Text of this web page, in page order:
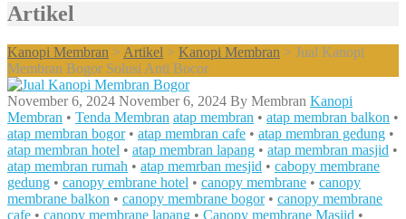
Artikel
Kanopi Membran > Artikel > Kanopi Membran > Jual Kanopi
Membran Bogor Solusi Anti Bocor
November 6, 2024 November 6, 2024 By Membran Kanopi
Membran • Tenda Membran atap membran • atap membran balkon •
atap membran bogor• atap membran cafe • atap membran gedung •
atap membran hotel • atap membran lapang • atap membran masjid •
atap membran rumah • atap memrban mesjid • cabopy membrane
gedung • canopy embrane hotel • canopy membrane • canopy
membrane balkon • canopy membrane bogor• canopy membrane
cafe • canopy membrane lapang • Canopy membrane Masjid •